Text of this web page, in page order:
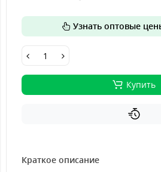
Узнать оптовые
Купить
Краткое описание